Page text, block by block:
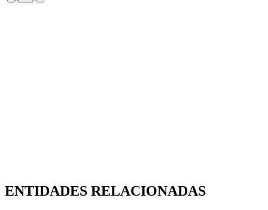
ENTIDADES RELACIONADAS